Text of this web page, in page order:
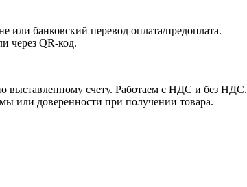
или банковский перевод оплата/предоплата.
через QR-код.
выставленному счету. Работаем с НДС и без НДС.
или доверенности при получении товара.